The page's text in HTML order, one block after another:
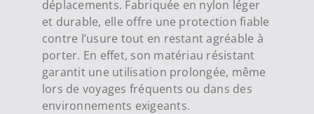
déplacements. Fabriquée en nylon léger
et durable, elle offre une protection fiable
contre l’usure tout en restant agréable à
porter. En effet, son matériau résistant
garantit une utilisation prolongée, même
lors de voyages fréquents ou dans des
environnements exigeants.